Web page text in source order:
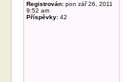
Registrován: pon zář 26, 2011
9:52 am
Příspěvky: 42